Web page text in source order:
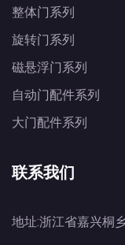
整体门系列
旋转门系列
磁悬浮门系列
自动门配件系列
大门配件系列
联系我们
地址:浙江省嘉兴桐